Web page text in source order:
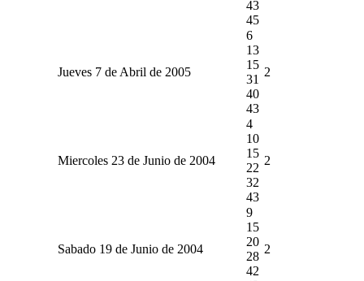
43
45
Jueves 7 de Abril de 2005
6
13
15
31
40
43
2
Miercoles 23 de Junio de 2004
4
10
15
22
32
43
2
Sabado 19 de Junio de 2004
9
15
20
28
42
2